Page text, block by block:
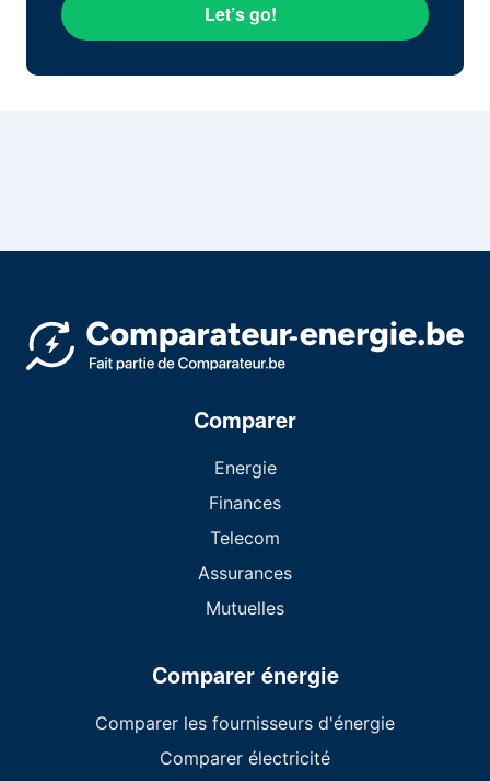
Let’s go!
Comparer
Energie
Finances
Telecom
Assurances
Mutuelles
Comparer énergie
Comparer les fournisseurs d'énergie
Comparer électricité